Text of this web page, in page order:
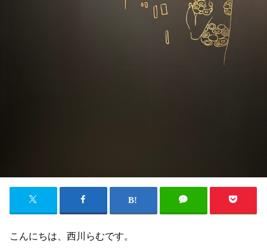
こんにちは、西川らむです。